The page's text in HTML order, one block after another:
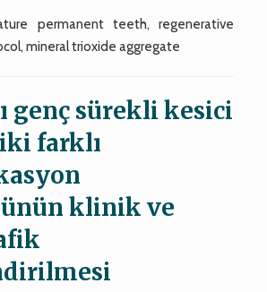
permanent teeth, regenerative
mineral trioxide aggregate
genç sürekli kesici
farklı
klinik ve